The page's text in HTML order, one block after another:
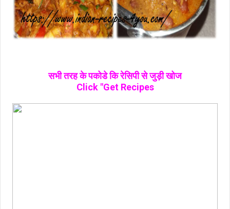
सभी तरह के पकोडे कि रेसिपी से जुड़ी खोज
Click "Get Recipes